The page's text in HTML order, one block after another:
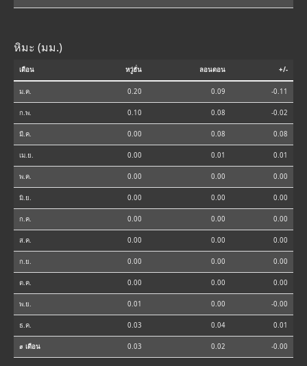
หิมะ (มม.)
เดือน หวู่ฮั่น ลอนดอน +/-
ม.ค. 0.20 0.09 -0.11
ก.พ. 0.10 0.08 -0.02
มี.ค. 0.00 0.08 0.08
เม.ย. 0.00 0.01 0.01
พ.ค. 0.00 0.00 0.00
มิ.ย. 0.00 0.00 0.00
ก.ค. 0.00 0.00 0.00
ส.ค. 0.00 0.00 0.00
ก.ย. 0.00 0.00 0.00
ต.ค. 0.00 0.00 0.00
พ.ย. 0.01 0.00 -0.00
ธ.ค. 0.03 0.04 0.01
⌀ เดือน 0.03 0.02 -0.00